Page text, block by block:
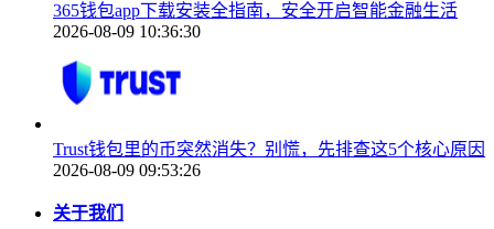
365钱包app下载安装全指南，安全开启智能金融生活
2026-08-09 10:36:30
Trust钱包里的币突然消失？别慌，先排查这5个核心原因
2026-08-09 09:53:26
关于我们